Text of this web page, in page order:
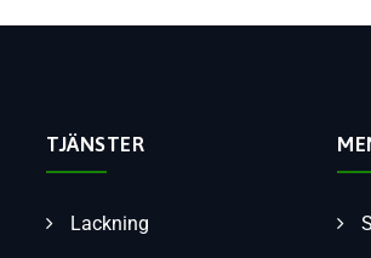
TJÄNSTER
Lackning